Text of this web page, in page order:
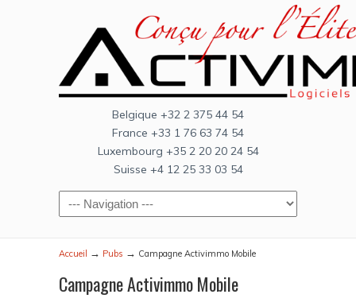
Belgique +32 2 375 44 54
France +33 1 76 63 74 54
Luxembourg +35 2 20 20 24 54
Suisse +4 12 25 33 03 54
Accueil → Pubs → Campagne Activimmo Mobile
Campagne Activimmo Mobile